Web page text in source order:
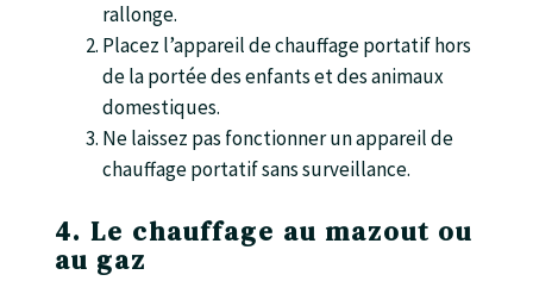
rallonge.
Placez l’appareil de chauffage portatif hors
de la portée des enfants et des animaux
domestiques.
Ne laissez pas fonctionner un appareil de
chauffage portatif sans surveillance.
4. Le chauffage au mazout ou
au gaz